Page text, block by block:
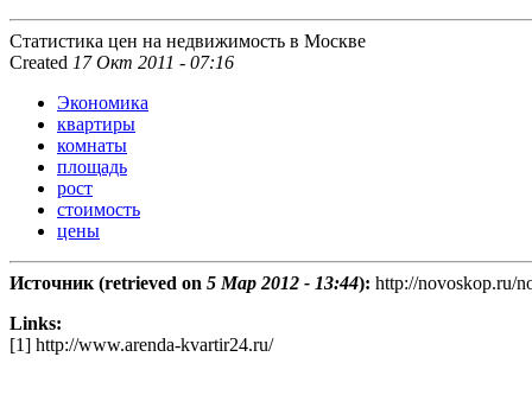
Статистика цен на недвижимость в Москве
Created 17 Окт 2011 - 07:16
Экономика
квартиры
комнаты
площадь
рост
стоимость
цены
Источник (retrieved on 5 Мар 2012 - 13:44): http://novoskop.ru/
Links:
[1] http://www.arenda-kvartir24.ru/